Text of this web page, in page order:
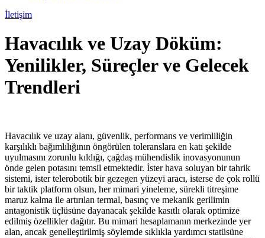
İletişim
Havacılık ve Uzay Döküm:
Yenilikler, Süreçler ve Gelecek
Trendleri
Havacılık ve uzay alanı, güvenlik, performans ve verimliliğin
karşılıklı bağımlılığının öngörülen toleranslara en katı şekilde
uyulmasını zorunlu kıldığı, çağdaş mühendislik inovasyonunun
önde gelen potasını temsil etmektedir. İster hava soluyan bir tahrik
sistemi, ister telerobotik bir gezegen yüzeyi aracı, isterse de çok rollü
bir taktik platform olsun, her mimari yineleme, sürekli titreşime
maruz kalma ile artırılan termal, basınç ve mekanik gerilimin
antagonistik üçlüsüne dayanacak şekilde kasıtlı olarak optimize
edilmiş özellikler dağıtır. Bu mimari hesaplamanın merkezinde yer
alan, ancak genelleştirilmiş söylemde sıklıkla yardımcı statüsüne